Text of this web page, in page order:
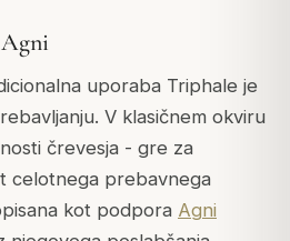
uporaba Triphale je
V klasičnem okviru
črevesja - gre za
celotnega prebavnega
kot podpora Agni